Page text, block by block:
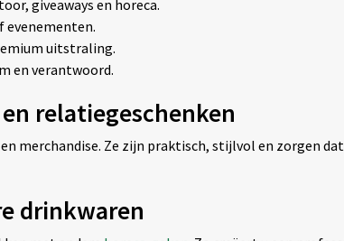
giveaways en horeca.
evenementen.
uitstraling.
en verantwoord.
relatiegeschenken
merchandise. Ze zijn praktisch, stijlvol en zorgen
drinkwaren